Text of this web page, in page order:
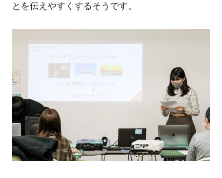
とを伝えやすくするそうです。